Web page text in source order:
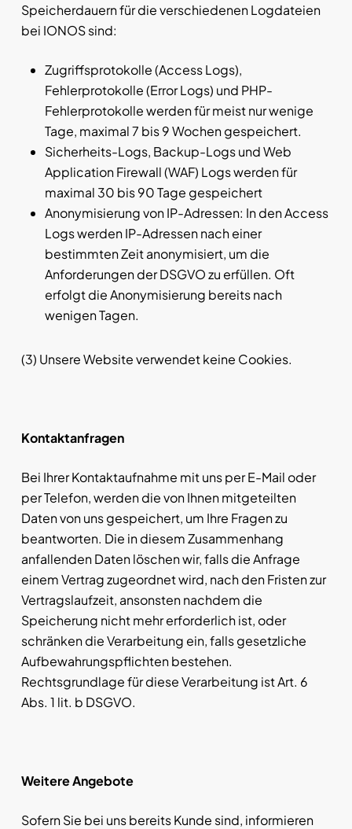
Speicherdauern für die verschiedenen Logdateien
bei IONOS sind:
Zugriffsprotokolle (Access Logs),
Fehlerprotokolle (Error Logs) und PHP-
Fehlerprotokolle werden für meist nur wenige
Tage, maximal 7 bis 9 Wochen gespeichert.
Sicherheits-Logs, Backup-Logs und Web
Application Firewall (WAF) Logs werden für
maximal 30 bis 90 Tage gespeichert
Anonymisierung von IP-Adressen: In den Access
Logs werden IP-Adressen nach einer
bestimmten Zeit anonymisiert, um die
Anforderungen der DSGVO zu erfüllen. Oft
erfolgt die Anonymisierung bereits nach
wenigen Tagen.
(3) Unsere Website verwendet keine Cookies.
Kontaktanfragen
Bei Ihrer Kontaktaufnahme mit uns per E-Mail oder
per Telefon, werden die von Ihnen mitgeteilten
Daten von uns gespeichert, um Ihre Fragen zu
beantworten. Die in diesem Zusammenhang
anfallenden Daten löschen wir, falls die Anfrage
einem Vertrag zugeordnet wird, nach den Fristen zur
Vertragslaufzeit, ansonsten nachdem die
Speicherung nicht mehr erforderlich ist, oder
schränken die Verarbeitung ein, falls gesetzliche
Aufbewahrungspflichten bestehen.
Rechtsgrundlage für diese Verarbeitung ist Art. 6
Abs. 1 lit. b DSGVO.
Weitere Angebote
Sofern Sie bei uns bereits Kunde sind, informieren